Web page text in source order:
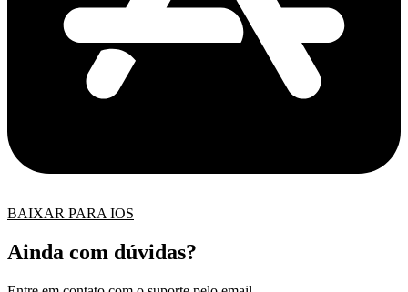
BAIXAR PARA IOS
Ainda com dúvidas?